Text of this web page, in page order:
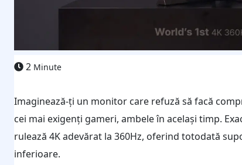
2 Minute
Imaginează-ți un monitor care refuză să facă
cei mai exigenți gameri, ambele în același timp.
rulează 4K adevărat la 360Hz, oferind totodată
inferioare.